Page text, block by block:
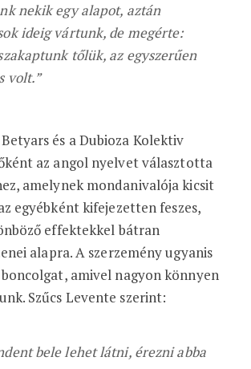
nekik egy alapot, aztán
ideig vártunk, de megérte:
tőlük, az egyszerűen
volt.”
és a Dubioza Kolektiv
az angol nyelvet választotta
amelynek mondanivalója kicsit
egyébként kifejezetten feszes,
effektekkel bátran
alapra. A szerzemény ugyanis
amivel nagyon könnyen
Szűcs Levente szerint:
bele lehet látni, érezni abba